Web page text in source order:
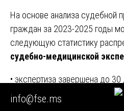
На основе анализа судебной
граждан за 2023-2025 годы
следующую статистику
судебно-медицинской
• экспертиза завершена до
• экспертиза завершена от 1
случаев;
info@fse.ms